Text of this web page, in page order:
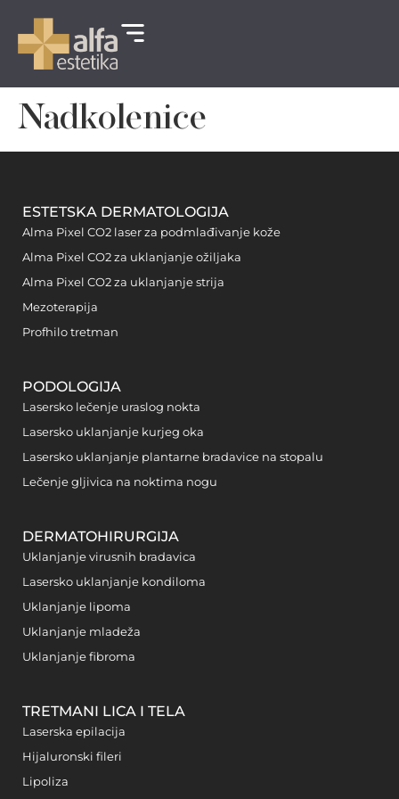
Nadkolenice
ESTETSKA DERMATOLOGIJA
Alma Pixel CO2 laser za podmlađivanje kože
Alma Pixel CO2 za uklanjanje ožiljaka
Alma Pixel CO2 za uklanjanje strija
Mezoterapija
Profhilo tretman
PODOLOGIJA
Lasersko lečenje uraslog nokta
Lasersko uklanjanje kurjeg oka
Lasersko uklanjanje plantarne bradavice na stopalu
Lečenje gljivica na noktima nogu
DERMATOHIRURGIJA
Uklanjanje virusnih bradavica
Lasersko uklanjanje kondiloma
Uklanjanje lipoma
Uklanjanje mladeža
Uklanjanje fibroma
TRETMANI LICA I TELA
Laserska epilacija
Hijaluronski fileri
Lipoliza